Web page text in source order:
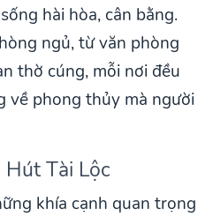
hài hòa, cân bằng.
ngủ, từ văn phòng
thờ cúng, mỗi nơi đều
về phong thủy mà người
Tài Lộc
khía cạnh quan trọng